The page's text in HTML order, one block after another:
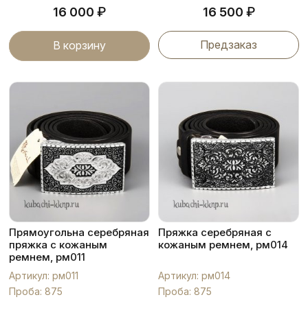
16 000 ₽
В корзину
16 500 ₽
Предзаказ
Прямоугольна серебряная
пряжка с кожаным
ремнем, рм011
Артикул: рм011
Проба: 875
Пряжка серебряная с
кожаным ремнем, рм014
Артикул: рм014
Проба: 875